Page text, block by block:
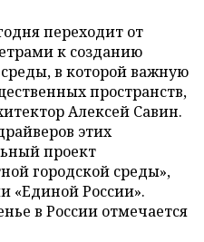
переходит от
к созданию
в которой важную
пространств,
Алексей Савин.
этих
проект
городской среды»,
«Единой России».
в России отмечается